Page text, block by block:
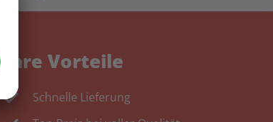
Ihre Vorteile
Schnelle Lieferung